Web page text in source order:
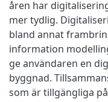
åren har
mer tydlig.
bland annat
information
ge användaren en
byggnad.
som är tillgängliga